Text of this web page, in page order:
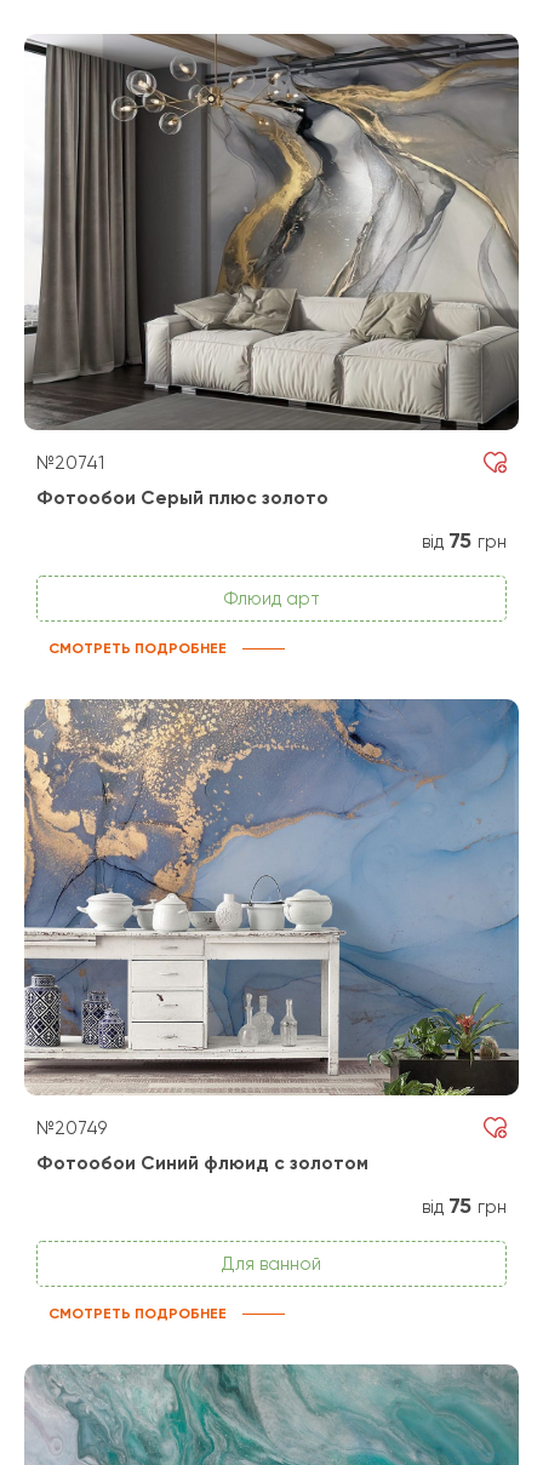
№20741
Фотообои Серый плюс золото
від 75 грн
Флюид арт
СМОТРЕТЬ ПОДРОБНЕЕ
№20749
Фотообои Синий флюид с золотом
від 75 грн
Для ванной
СМОТРЕТЬ ПОДРОБНЕЕ